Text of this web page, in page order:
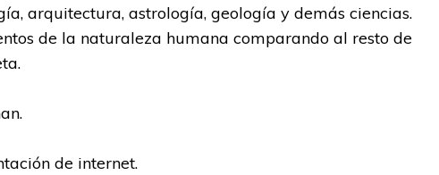
arquitectura, astrología, geología y demás ciencias.
de la naturaleza humana comparando al resto de
de internet.